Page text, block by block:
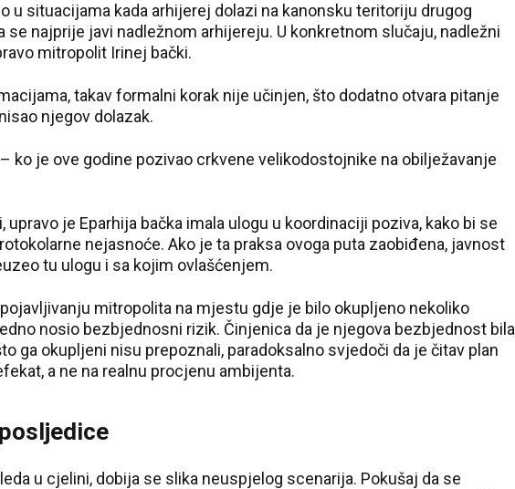
u situacijama kada arhijerej dolazi na kanonsku teritoriju drugog
se najprije javi nadležnom arhijereju. U konkretnom slučaju, nadležni
mitropolit Irinej bački.
takav formalni korak nije učinjen, što dodatno otvara pitanje
njegov dolazak.
ko je ove godine pozivao crkvene velikodostojnike na obilježavanje
upravo je Eparhija bačka imala ulogu u koordinaciji poziva, kako bi se
nejasnoće. Ako je ta praksa ovoga puta zaobiđena, javnost
tu ulogu i sa kojim ovlašćenjem.
mitropolita na mjestu gdje je bilo okupljeno nekoliko
nosio bezbjednosni rizik. Činjenica da je njegova bezbjednost bila
ga okupljeni nisu prepoznali, paradoksalno svjedoči da je čitav plan
a ne na realnu procjenu ambijenta.
u cjelini, dobija se slika neuspjelog scenarija. Pokušaj da se